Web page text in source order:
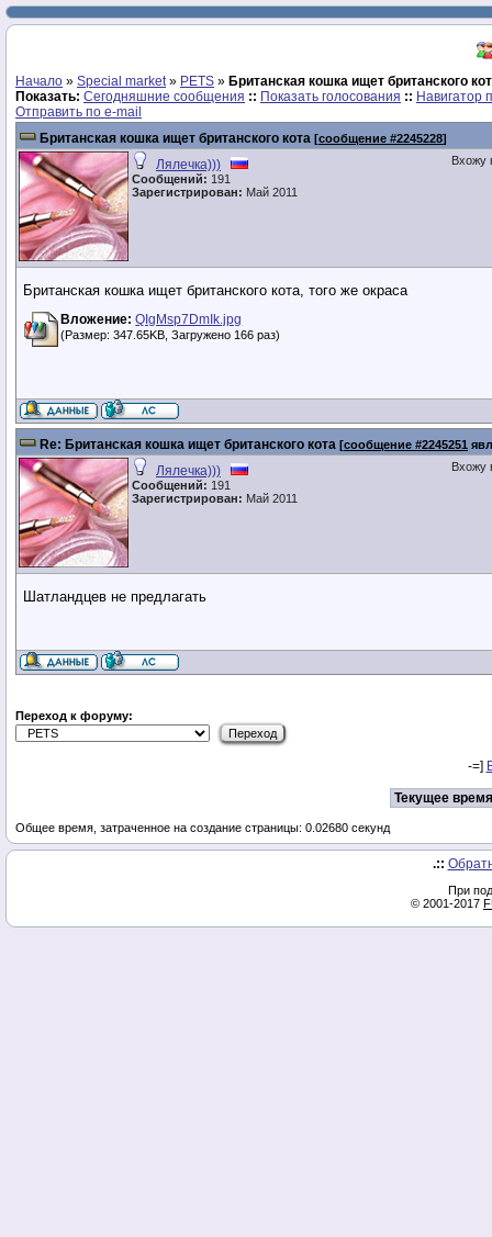
Начало » Special market» PETS » Британская кошка ищет британского
Показать: Сегодняшние сообщения :: Показать голосования :: Навигатор
Отправить по e-mail
Британская кошка ищет британского кота [сообщение #2245228]
Лялечка)))
Сообщений: 191
Зарегистрирован: Май 2011
Вхожу
Британская кошка ищет британского кота, того же окраса
Вложение: QIgMsp7DmIk.jpg
(Размер: 347.65KB, Загружено 166 раз)
Re: Британская кошка ищет британского кота [сообщение #2245251
Лялечка)))
Сообщений: 191
Зарегистрирован: Май 2011
Вхожу
Шатландцев не предлагать
Переход к форуму:
-=]
Текущее
Общее время, затраченное на создание страницы: 0.02680 секунд
.::
При
© 2001-2017